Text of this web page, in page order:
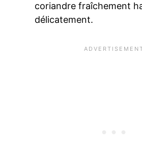
coriandre fraîchement
délicatement.